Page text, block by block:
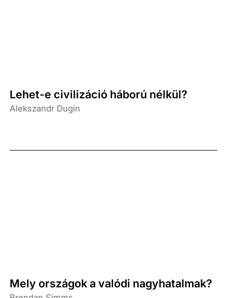
Lehet-e civilizáció háború nélkül?
Alekszandr Dugin
Mely országok a valódi nagyhatalmak?